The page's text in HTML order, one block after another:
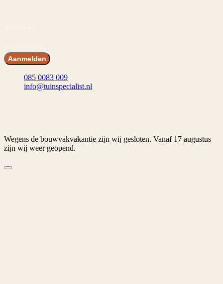
Aanmelden
085 0083 009
info@tuinspecialist.nl
Wegens de bouwvakvakantie zijn wij gesloten. Vanaf 17 augustus
zijn wij weer geopend.